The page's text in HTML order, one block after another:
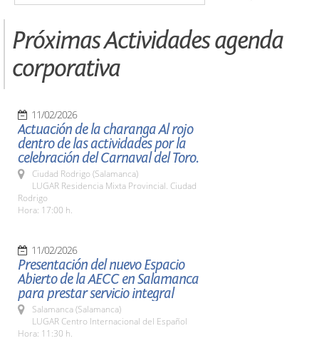
Próximas Actividades agenda
corporativa
11/02/2026
Actuación de la charanga Al rojo
dentro de las actividades por la
celebración del Carnaval del Toro.
Ciudad Rodrigo (Salamanca)
LUGAR Residencia Mixta Provincial. Ciudad
Rodrigo
Hora: 17:00 h.
11/02/2026
Presentación del nuevo Espacio
Abierto de la AECC en Salamanca
para prestar servicio integral
Salamanca (Salamanca)
LUGAR Centro Internacional del Español
Hora: 11:30 h.